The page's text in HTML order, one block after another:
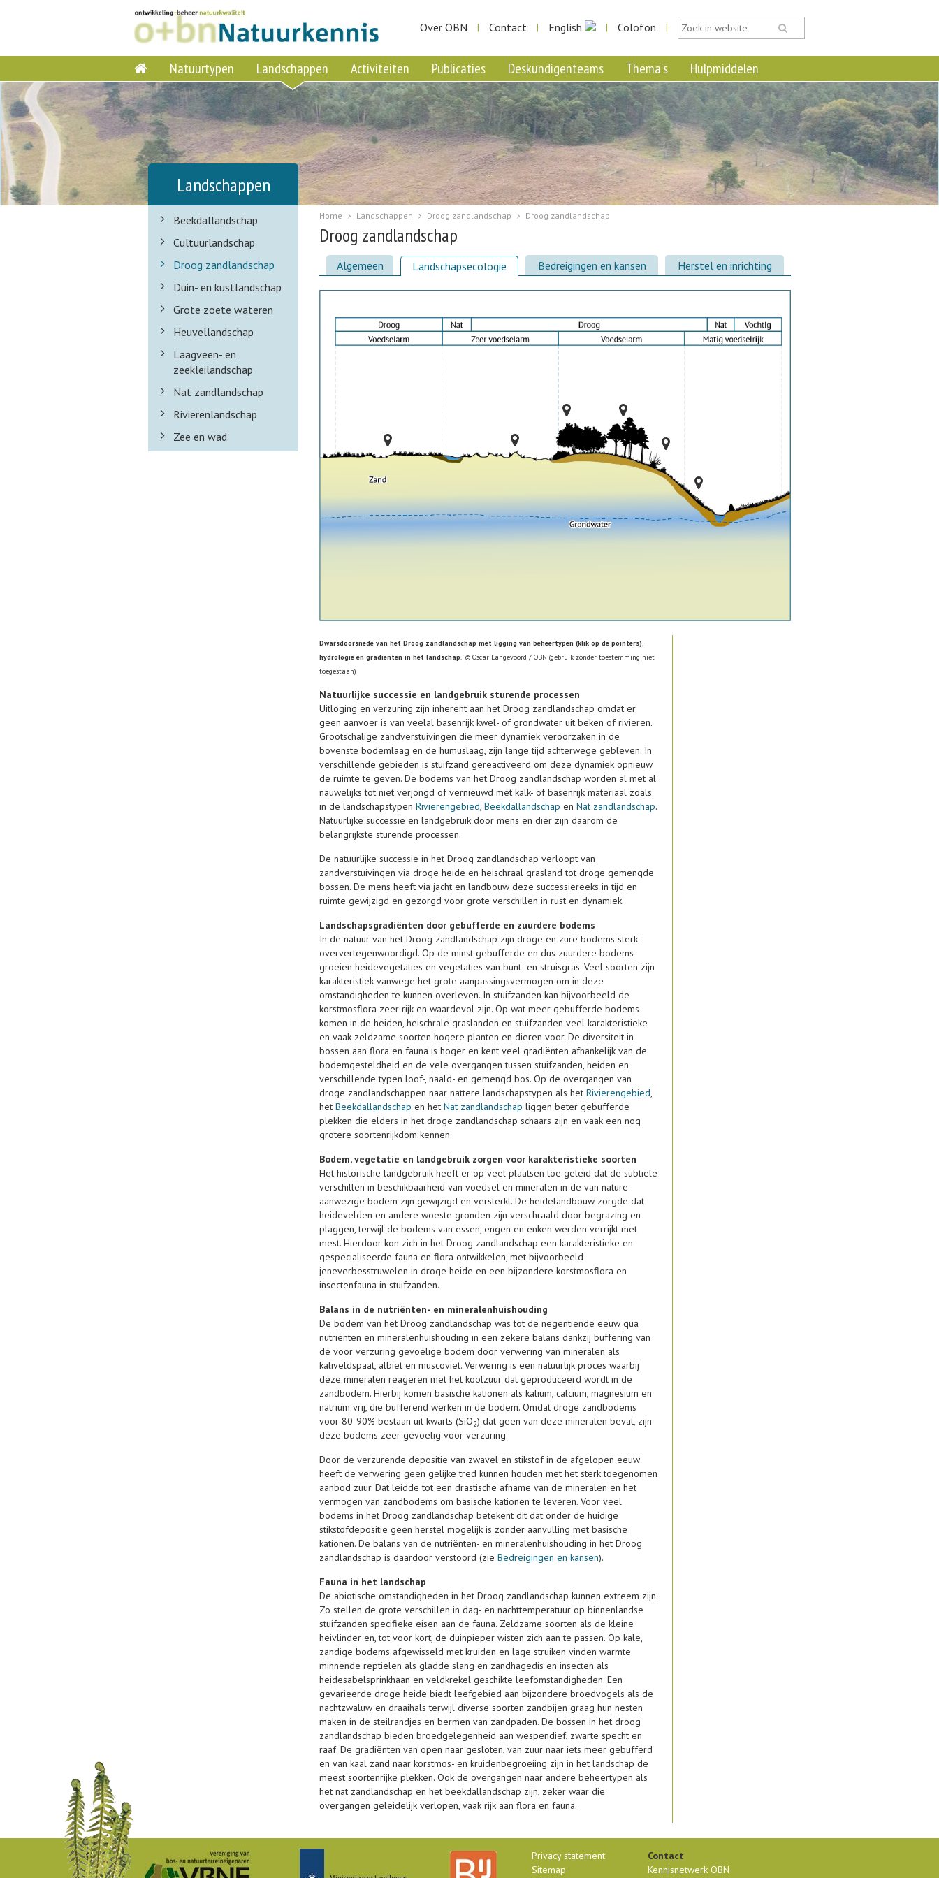
Over OBN | Contact | English | Colofon |
Natuurtypen Landschappen Activiteiten Publicaties Deskundigenteams Thema's Hulpmiddelen
Landschappen
Beekdallandschap
Cultuurlandschap
Droog zandlandschap
Duin- en kustlandschap
Grote zoete wateren
Heuvellandschap
Laagveen- en
zeekleilandschap
Nat zandlandschap
Rivierenlandschap
Zee en wad
Home Landschappen Droog zandlandschap Droog zandlandschap
Droog zandlandschap
Algemeen Landschapsecologie Bedreigingen en kansen Herstel en inrichting
Dwarsdoorsnede van het Droog zandlandschap met ligging van beheertypen (klik op de pointers),
hydrologie en gradiënten in het landschap. © Oscar Langevoord / OBN (gebruik zonder toestemming niet
toegestaan)
Natuurlijke successie en landgebruik sturende processen
Uitloging en verzuring zijn inherent aan het Droog zandlandschap omdat er
geen aanvoer is van veelal basenrijk kwel- of grondwater uit beken of rivieren.
Grootschalige zandverstuivingen die meer dynamiek veroorzaken in de
bovenste bodemlaag en de humuslaag, zijn lange tijd achterwege gebleven. In
verschillende gebieden is stuifzand gereactiveerd om deze dynamiek opnieuw
de ruimte te geven. De bodems van het Droog zandlandschap worden al met al
nauwelijks tot niet verjongd of vernieuwd met kalk- of basenrijk materiaal zoals
in de landschapstypen Rivierengebied, Beekdallandschap en Nat zandlandschap.
Natuurlijke successie en landgebruik door mens en dier zijn daarom de
belangrijkste sturende processen.
De natuurlijke successie in het Droog zandlandschap verloopt van
zandverstuivingen via droge heide en heischraal grasland tot droge gemengde
bossen. De mens heeft via jacht en landbouw deze successiereeks in tijd en
ruimte gewijzigd en gezorgd voor grote verschillen in rust en dynamiek.
Landschapsgradiënten door gebufferde en zuurdere bodems
In de natuur van het Droog zandlandschap zijn droge en zure bodems sterk
oververtegenwoordigd. Op de minst gebufferde en dus zuurdere bodems
groeien heidevegetaties en vegetaties van bunt- en struisgras. Veel soorten zijn
karakteristiek vanwege het grote aanpassingsvermogen om in deze
omstandigheden te kunnen overleven. In stuifzanden kan bijvoorbeeld de
korstmosflora zeer rijk en waardevol zijn. Op wat meer gebufferde bodems
komen in de heiden, heischrale graslanden en stuifzanden veel karakteristieke
en vaak zeldzame soorten hogere planten en dieren voor. De diversiteit in
bossen aan flora en fauna is hoger en kent veel gradiënten afhankelijk van de
bodemgesteldheid en de vele overgangen tussen stuifzanden, heiden en
verschillende typen loof-, naald- en gemengd bos. Op de overgangen van
droge zandlandschappen naar nattere landschapstypen als het Rivierengebied,
het Beekdallandschap en het Nat zandlandschap liggen beter gebufferde
plekken die elders in het droge zandlandschap schaars zijn en vaak een nog
grotere soortenrijkdom kennen.
Bodem, vegetatie en landgebruik zorgen voor karakteristieke soorten
Het historische landgebruik heeft er op veel plaatsen toe geleid dat de subtiele
verschillen in beschikbaarheid van voedsel en mineralen in de van nature
aanwezige bodem zijn gewijzigd en versterkt. De heidelandbouw zorgde dat
heidevelden en andere woeste gronden zijn verschraald door begrazing en
plaggen, terwijl de bodems van essen, engen en enken werden verrijkt met
mest. Hierdoor kon zich in het Droog zandlandschap een karakteristieke en
gespecialiseerde fauna en flora ontwikkelen, met bijvoorbeeld
jeneverbesstruwelen in droge heide en een bijzondere korstmosflora en
insectenfauna in stuifzanden.
Balans in de nutriënten- en mineralenhuishouding
De bodem van het Droog zandlandschap was tot de negentiende eeuw qua
nutriënten en mineralenhuishouding in een zekere balans dankzij buffering van
de voor verzuring gevoelige bodem door verwering van mineralen als
kaliveldspaat, albiet en muscoviet. Verwering is een natuurlijk proces waarbij
deze mineralen reageren met het koolzuur dat geproduceerd wordt in de
zandbodem. Hierbij komen basische kationen als kalium, calcium, magnesium en
natrium vrij, die bufferend werken in de bodem. Omdat droge zandbodems
voor 80-90% bestaan uit kwarts (SiO2) dat geen van deze mineralen bevat, zijn
deze bodems zeer gevoelig voor verzuring.
Door de verzurende depositie van zwavel en stikstof in de afgelopen eeuw
heeft de verwering geen gelijke tred kunnen houden met het sterk toegenomen
aanbod zuur. Dat leidde tot een drastische afname van de mineralen en het
vermogen van zandbodems om basische kationen te leveren. Voor veel
bodems in het Droog zandlandschap betekent dit dat onder de huidige
stikstofdepositie geen herstel mogelijk is zonder aanvulling met basische
kationen. De balans van de nutriënten- en mineralenhuishouding in het Droog
zandlandschap is daardoor verstoord (zie Bedreigingen en kansen).
Fauna in het landschap
De abiotische omstandigheden in het Droog zandlandschap kunnen extreem zijn.
Zo stellen de grote verschillen in dag- en nachttemperatuur op binnenlandse
stuifzanden specifieke eisen aan de fauna. Zeldzame soorten als de kleine
heivlinder en, tot voor kort, de duinpieper wisten zich aan te passen. Op kale,
zandige bodems afgewisseld met kruiden en lage struiken vinden warmte
minnende reptielen als gladde slang en zandhagedis en insecten als
heidesabelsprinkhaan en veldkrekel geschikte leefomstandigheden. Een
gevarieerde droge heide biedt leefgebied aan bijzondere broedvogels als de
nachtzwaluw en draaihals terwijl diverse soorten zandbijen graag hun nesten
maken in de steilrandjes en bermen van zandpaden. De bossen in het droog
zandlandschap bieden broedgelegenheid aan wespendief, zwarte specht en
raaf. De gradiënten van open naar gesloten, van zuur naar iets meer gebufferd
en van kaal zand naar korstmos- en kruidenbegroeiing zijn in het landschap de
meest soortenrijke plekken. Ook de overgangen naar andere beheertypen als
het nat zandlandschap en het beekdallandschap zijn, zeker waar die
overgangen geleidelijk verlopen, vaak rijk aan flora en fauna.
Privacy statement
Sitemap
Contact
Kennisnetwerk OBN